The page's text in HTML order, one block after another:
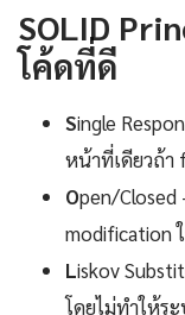
SOLID
โค้ดที่ดี
Single
หน้าที่เดียวถ้า
Open/
modification
Liskov
โดยไม่ทำให้ร